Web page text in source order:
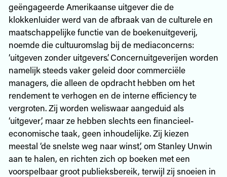
geëngageerde Amerikaanse uitgever die de
klokkenluider werd van de afbraak van de culturele en
maatschappelijke functie van de boekenuitgeverij,
noemde die cultuuromslag bij de mediaconcerns:
‘uitgeven zonder uitgevers’. Concernuitgeverijen worden
namelijk steeds vaker geleid door commerciële
managers, die alleen de opdracht hebben om het
rendement te verhogen en de interne efficiency te
vergroten. Zij worden weliswaar aangeduid als
‘uitgever’, maar ze hebben slechts een financieel-
economische taak, geen inhoudelijke. Zij kiezen
meestal ‘de snelste weg naar winst’, om Stanley Unwin
aan te halen, en richten zich op boeken met een
voorspelbaar groot publieksbereik, terwijl zij snoeien in